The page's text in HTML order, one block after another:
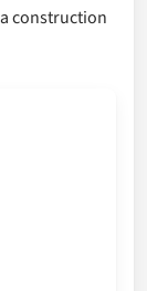
construction